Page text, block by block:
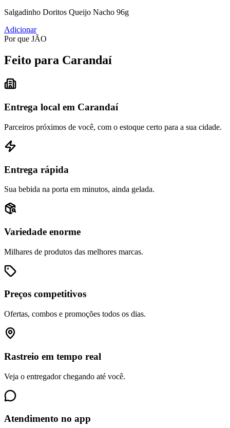
Salgadinho Doritos Queijo Nacho 96g
Adicionar
Por que JÃO
Feito para Carandaí
Entrega local em Carandaí
Parceiros próximos de você, com o estoque certo para a sua cidade.
Entrega rápida
Sua bebida na porta em minutos, ainda gelada.
Variedade enorme
Milhares de produtos das melhores marcas.
Preços competitivos
Ofertas, combos e promoções todos os dias.
Rastreio em tempo real
Veja o entregador chegando até você.
Atendimento no app